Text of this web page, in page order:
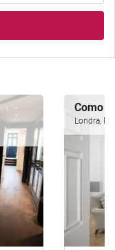
Como
Londra,